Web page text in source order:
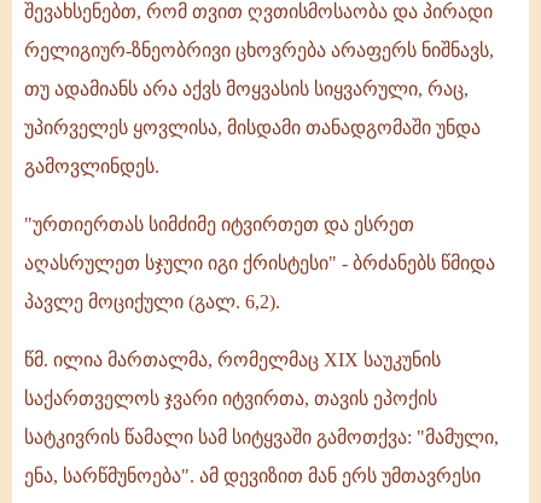
შევახსენებთ, რომ თვით ღვთისმოსაობა და პირადი
რელიგიურ-ზნეობრივი ცხოვრება არაფერს ნიშნავს,
თუ ადამიანს არა აქვს მოყვასის სიყვარული, რაც,
უპირველეს ყოვლისა, მისდამი თანადგომაში უნდა
გამოვლინდეს.
"ურთიერთას სიმძიმე იტვირთეთ და ესრეთ
აღასრულეთ სჯული იგი ქრისტესი" - ბრძანებს წმიდა
პავლე მოციქული (გალ. 6,2).
წმ. ილია მართალმა, რომელმაც XIX საუკუნის
საქართველოს ჯვარი იტვირთა, თავის ეპოქის
სატკივრის წამალი სამ სიტყვაში გამოთქვა: "მამული,
ენა, სარწმუნოება". ამ დევიზით მან ერს უმთავრესი